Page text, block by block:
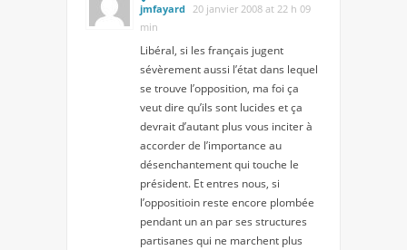
jmfayard 20 janvier 2008 at 22 h 09
min
Libéral, si les français jugent
sévèrement aussi l’état dans lequel
se trouve l’opposition, ma foi ça
veut dire qu’ils sont lucides et ça
devrait d’autant plus vous inciter à
accorder de l’importance au
désenchantement qui touche le
président. Et entres nous, si
l’oppositioin reste encore plombée
pendant un an par ses structures
partisanes qui ne marchent plus